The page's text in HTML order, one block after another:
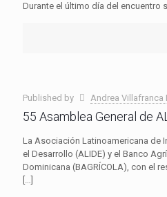
Durante el último día del encuentro
Published by Andrea Villafranca
55 Asamblea General de
La Asociación Latinoamericana de
el Desarrollo (ALIDE) y el Banco
Dominicana (BAGRÍCOLA), con el
[…]